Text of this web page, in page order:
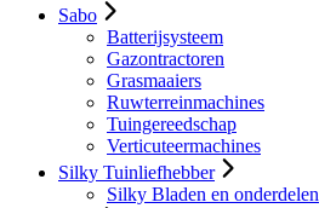
Sabo
Batterijsysteem
Gazontractoren
Grasmaaiers
Ruwterreinmachines
Tuingereedschap
Verticuteermachines
Silky Tuinliefhebber
Silky Bladen en onderdelen